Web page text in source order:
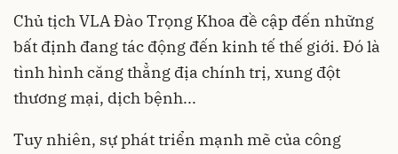
Chủ tịch VLA Đào Trọng Khoa đề cập đến những
bất định đang tác động đến kinh tế thế giới. Đó là
tình hình căng thẳng địa chính trị, xung đột
thương mại, dịch bệnh...
Tuy nhiên, sự phát triển mạnh mẽ của công